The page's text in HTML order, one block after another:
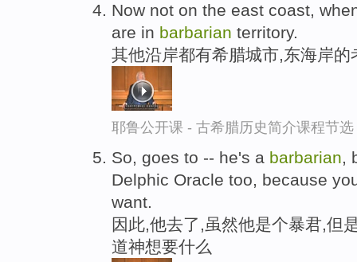
Now not on the east coast,
are in barbarian territory.
其他沿岸都有希腊城市,东海岸
耶鲁公开课 - 古希腊历史简介课程节选
So, goes to -- he's a barbarian,
Delphic Oracle too, because
want.
因此,他去了,虽然他是个暴君,但
道神想要什么